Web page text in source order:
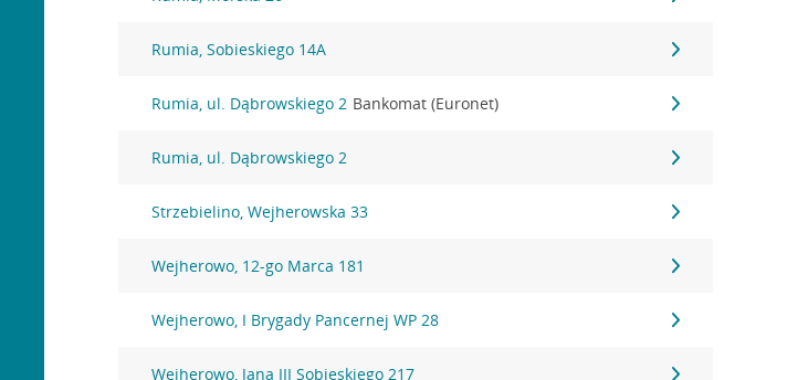
Rumia, Sobieskiego 14A
Rumia, ul. Dąbrowskiego 2 Bankomat (Euronet)
Rumia, ul. Dąbrowskiego 2
Strzebielino, Wejherowska 33
Wejherowo, 12-go Marca 181
Wejherowo, I Brygady Pancernej WP 28
Wejherowo, Jana III Sobieskiego 217